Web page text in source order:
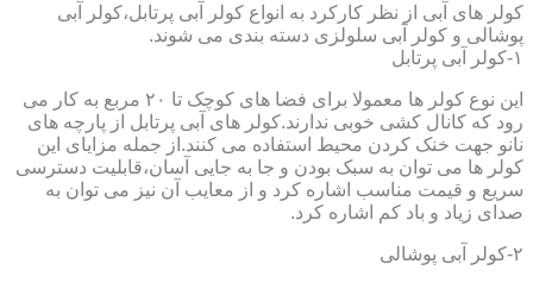
کولر های آبی از نظر کارکرد به انواع کولر آبی پرتابل،کولر آبی
پوشالی و کولر آبی سلولزی دسته بندی می شوند.
۱-کولر آبی پرتابل
این نوع کولر ها معمولا برای فضا های کوچک تا ۲۰ مربع به کار می
رود که کانال کشی خوبی ندارند.کولر های آبی پرتابل از پارچه های
نانو جهت خنک کردن محیط استفاده می کنند.از جمله مزایای این
کولر ها می توان به سبک بودن و جا به جایی آسان،قابلیت دسترسی
سریع و قیمت مناسب اشاره کرد و از معایب آن نیز می توان به
صدای زیاد و باد کم اشاره کرد.
۲-کولر آبی پوشالی